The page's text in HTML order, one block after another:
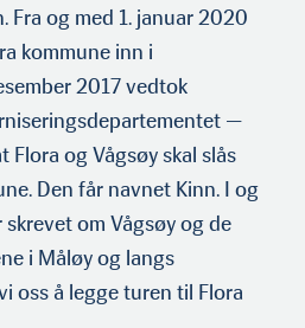
Fra og med 1. januar 2020
kommune inn i
2017 vedtok
—
og Vågsøy skal slås
Den får navnet Kinn. I og
om Vågsøy og de
i Måløy og langs
oss å legge turen til Flora